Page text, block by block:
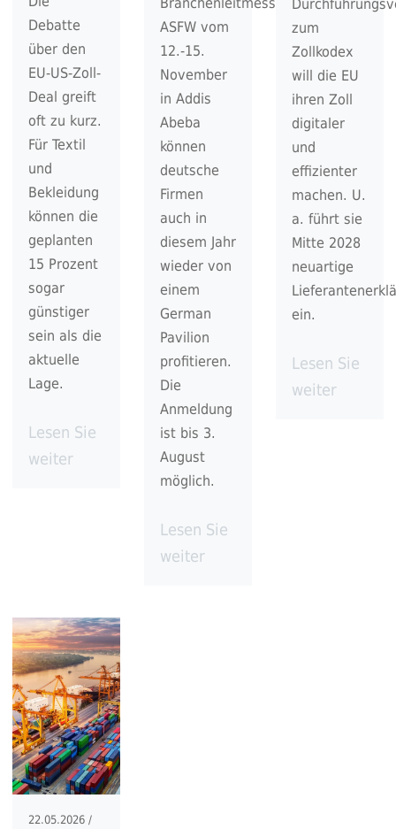
Debatte
über den
EU-US-Zoll-
Deal greift
oft zu kurz.
Für Textil
und
Bekleidung
können die
geplanten
15 Prozent
sogar
günstiger
sein als die
aktuelle
Lage.
Lesen Sie
weiter
ASFW vom
12.-15.
November
in Addis
Abeba
können
deutsche
Firmen
auch in
diesem Jahr
wieder von
einem
German
Pavilion
profitieren.
Die
Anmeldung
ist bis 3.
August
möglich.
Lesen Sie
weiter
zum
Zollkodex
will die EU
ihren Zoll
digitaler
und
effizienter
machen. U.
a. führt sie
Mitte 2028
neuartige
ein.
Lesen Sie
weiter
22.05.2026 /